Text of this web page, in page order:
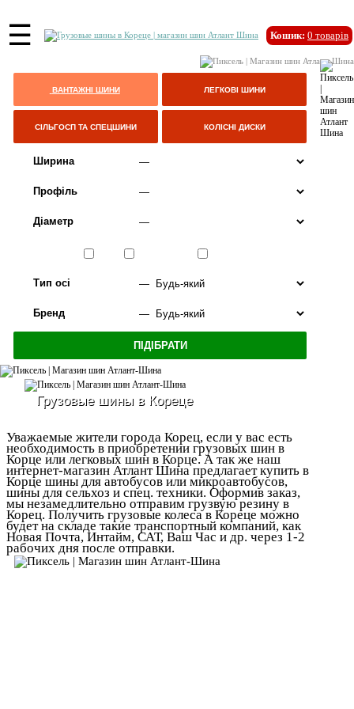
☰ Кошик: 0 товарів
ВАНТАЖНІ ШИНИ ЛЕГКОВІ ШИНИ
СІЛЬГОСП ТА СПЕЦШИНИ КОЛІСНІ ДИСКИ
Ширина
Профіль
Діаметр
Тип осі
Бренд
Грузовые шины в Кореце
Уважаемые жители города Корец, если у вас есть
необходимость в приобретении грузовых шин в
Корце или легковых шин в Корце. А так же наш
интернет-магазин Атлант Шина предлагает купить в
Корце шины для автобусов или микроавтобусов,
шины для сельхоз и спец. техники. Оформив заказ,
мы незамедлительно отправим грузвую резину в
Корец. Получить грузовые колеса в Кореце можно
будет на складе такие транспортный компаний, как
Новая Почта, Интайм, САТ, Ваш Час и др. через 1-2
рабочих дня после отправки.